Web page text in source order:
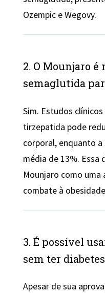
Ozempic e Wegovy.
2. O Mounjaro é
semaglutida
Sim. Estudos
tirzepatida pode
corporal, enquanto
média de 13%.
Mounjaro como
combate à
3. É possível
sem ter
Apesar de sua